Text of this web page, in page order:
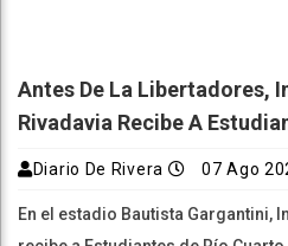
Antes De La Libertadores,
Rivadavia Recibe A
Diario De Rivera 07 Ago
En el estadio Bautista Gargantini,